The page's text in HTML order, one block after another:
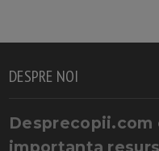
DESPRE NOI
Desprecopii.com
importanta